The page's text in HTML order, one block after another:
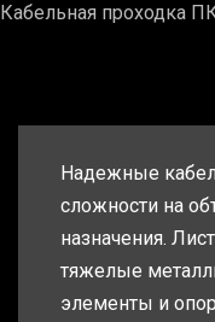
Кабельная проходка
Надежные
сложности на
назначения.
тяжелые
элементы и